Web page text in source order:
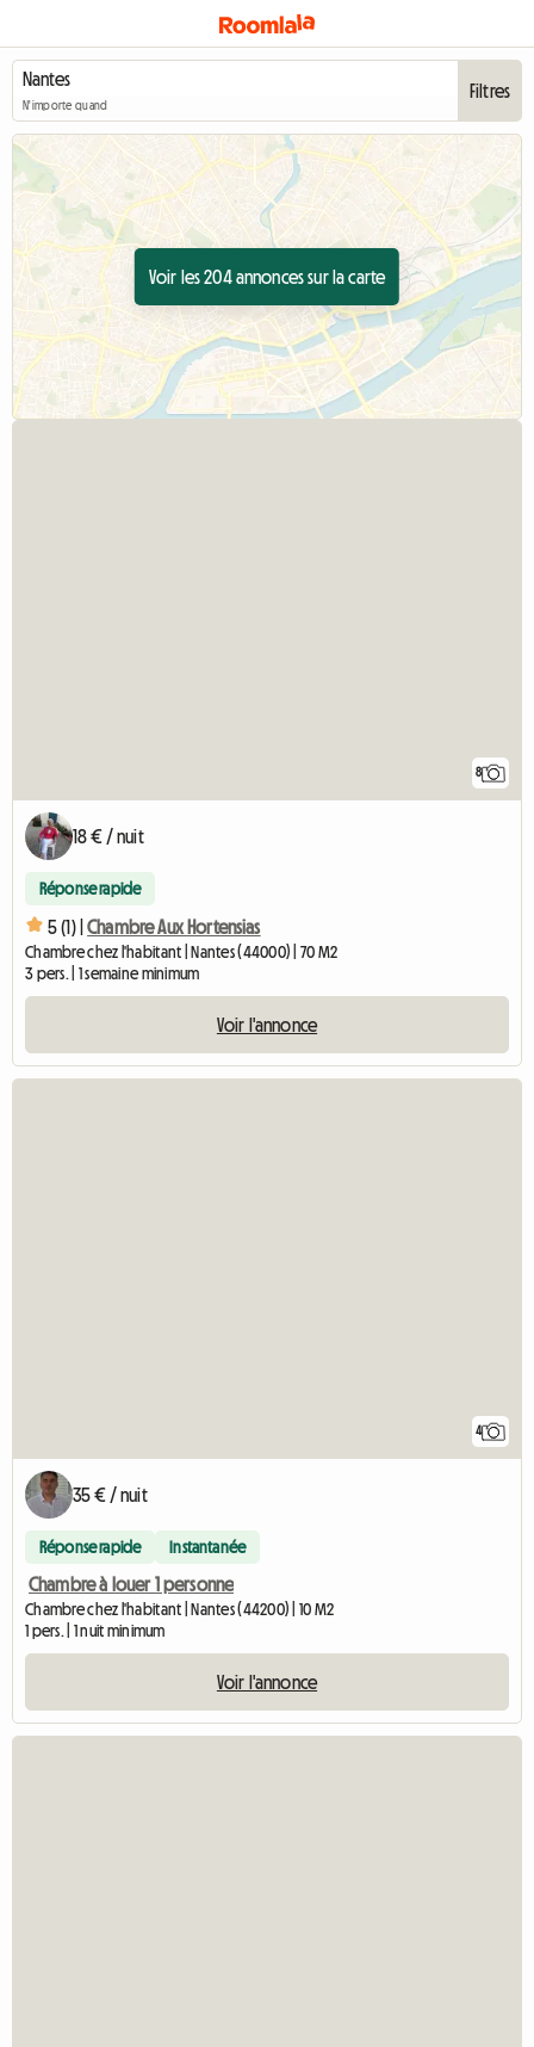
N'importe quand
Filtres
Voir les 204 annonces sur la carte
8
18 € / nuit
Réponse rapide
5 (1) | Chambre Aux Hortensias
Chambre chez l'habitant | Nantes (44000) | 70 M2
3 pers. | 1 semaine minimum
Voir l'annonce
4
35 € / nuit
Réponse rapide Instantanée
Chambre à louer 1 personne
Chambre chez l'habitant | Nantes (44200) | 10 M2
1 pers. | 1 nuit minimum
Voir l'annonce